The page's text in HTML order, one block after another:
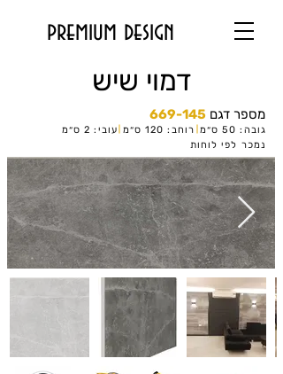
premium design
דמוי שיש
669-145 מספר דגם
גובה: 50 ס״מ רוחב: 120 ס״מ
עובי: 2 ס״מ
נמכר לפי לוחות